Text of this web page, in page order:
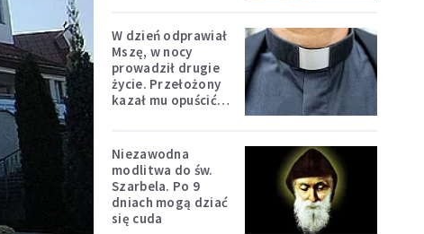
W dzień odprawiał
Mszę, w nocy
prowadził drugie
życie. Przełożony
kazał mu opuścić
Niezawodna
modlitwa do św.
Szarbela. Po 9
dniach mogą dziać
się cuda